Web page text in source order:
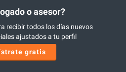
o asesor?
recibir todos los días nuevos
ajustados a tu perfil
gratis